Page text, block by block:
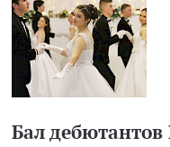
Бал